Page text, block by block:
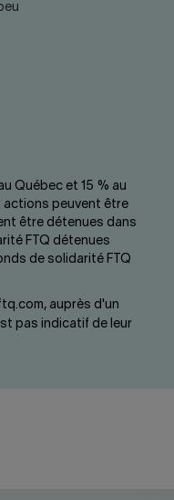
Québec et 15 % au
actions peuvent être
être détenues dans
FTQ détenues
de solidarité FTQ
auprès d'un
pas indicatif de leur